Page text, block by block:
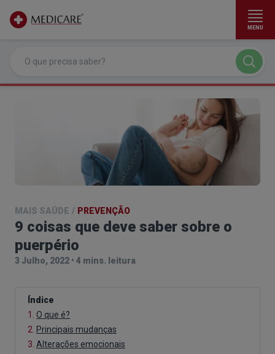
MENU
MAIS SAÚDE / PREVENÇÃO
9 coisas que deve saber sobre o
puerpério
3 Julho, 2022 • 4 mins. leitura
Índice
1. O que é?
2. Principais mudanças
3. Alterações emocionais